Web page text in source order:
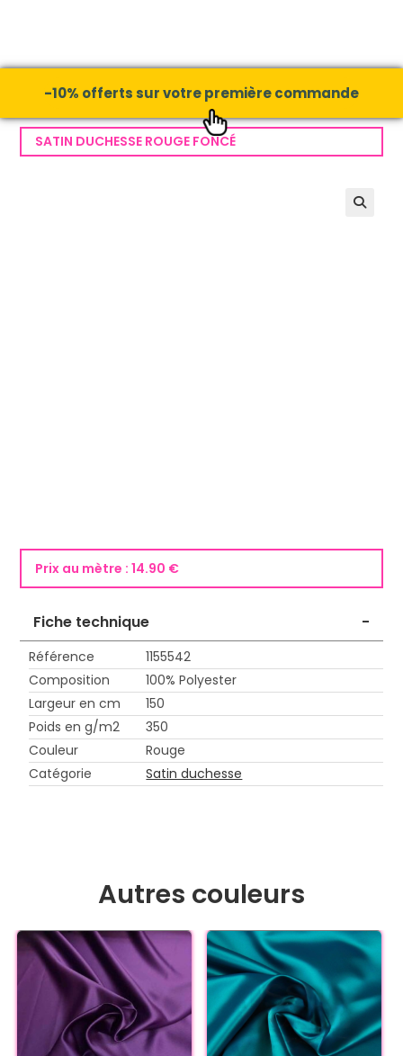
-10% offerts sur votre première commande
SATIN DUCHESSE ROUGE FONCÉ
Prix au mètre :14.90 €
Fiche technique -
Référence
1155542
Composition
100% Polyester
Largeur en cm
150
Poids en g/m2
350
Couleur
Rouge
Catégorie
Satin duchesse
Autres couleurs